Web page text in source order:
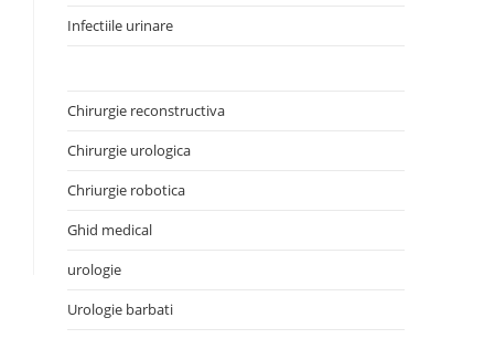
Infectiile urinare
Chirurgie reconstructiva
Chirurgie urologica
Chriurgie robotica
Ghid medical
urologie
Urologie barbati